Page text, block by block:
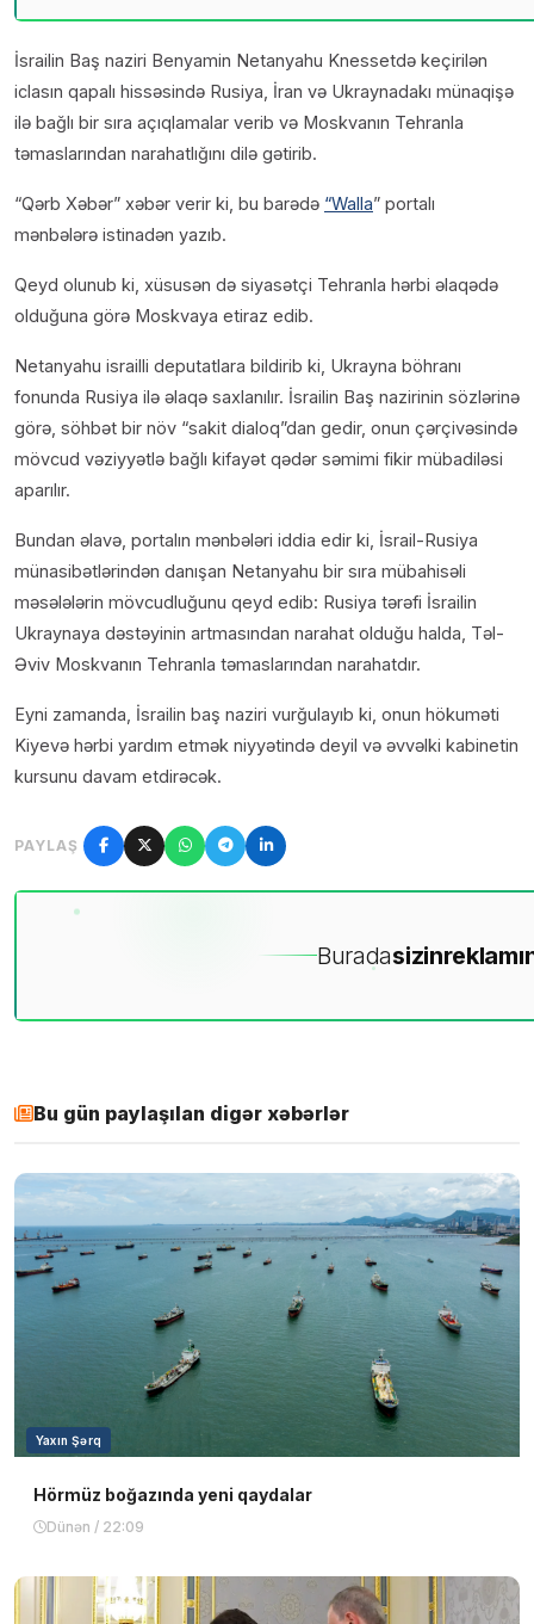
İsrailin Baş naziri Benyamin Netanyahu Knessetdə keçirilən
iclasın qapalı hissəsində Rusiya, İran və Ukraynadakı münaqişə
ilə bağlı bir sıra açıqlamalar verib və Moskvanın Tehranla
təmaslarından narahatlığını dilə gətirib.
“Qərb Xəbər” xəbər verir ki, bu barədə “Walla” portalı
mənbələrə istinadən yazıb.
Qeyd olunub ki, xüsusən də siyasətçi Tehranla hərbi əlaqədə
olduğuna görə Moskvaya etiraz edib.
Netanyahu israilli deputatlara bildirib ki, Ukrayna böhranı
fonunda Rusiya ilə əlaqə saxlanılır. İsrailin Baş nazirinin sözlərinə
görə, söhbət bir növ “sakit dialoq”dan gedir, onun çərçivəsində
mövcud vəziyyətlə bağlı kifayət qədər səmimi fikir mübadiləsi
aparılır.
Bundan əlavə, portalın mənbələri iddia edir ki, İsrail-Rusiya
münasibətlərindən danışan Netanyahu bir sıra mübahisəli
məsələlərin mövcudluğunu qeyd edib: Rusiya tərəfi İsrailin
Ukraynaya dəstəyinin artmasından narahat olduğu halda, Təl-
Əviv Moskvanın Tehranla təmaslarından narahatdır.
Eyni zamanda, İsrailin baş naziri vurğulayıb ki, onun hökuməti
Kiyevə hərbi yardım etmək niyyətində deyil və əvvəlki kabinetin
kursunu davam etdirəcək.
PAYLAŞ
Buradasizin
Bu gün paylaşılan digər xəbərlər
Yaxın Şərq
Hörmüz boğazında yeni qaydalar
Dünən / 22:09